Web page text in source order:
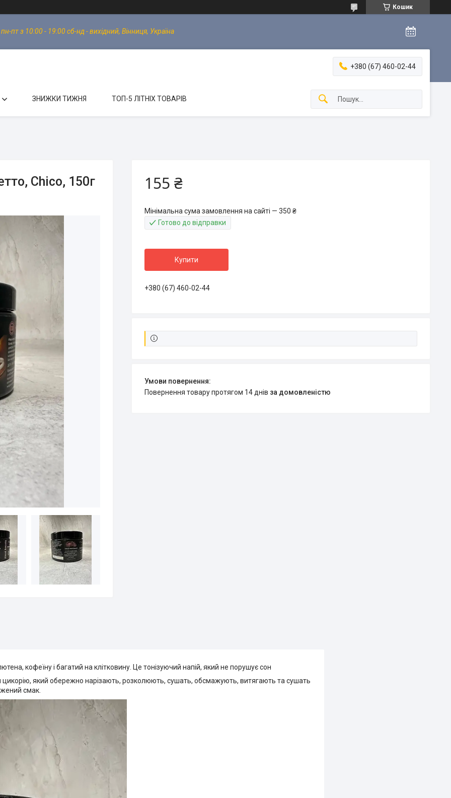
Кошик
пт з 10:00 - 19:00 сб-нд - вихідний, Вінниця, Україна
+380 (67) 460-02-44
ЗНИЖКИ ТИЖНЯ ТОП-5 ЛІТНІХ ТОВАРІВ
Chico, 150г 155 ₴
Мінімальна сума замовлення на сайті — 350 ₴
Готово до відправки
Купити
+380 (67) 460-02-44
повернення товару протягом 14 днів за домовленістю
кофеїну і багатий на клітковину. Це тонізуючий напій, який не порушує сон
цикорію, який обережно нарізають, розколюють, сушать, обсмажують, витягають та сушать
смак.